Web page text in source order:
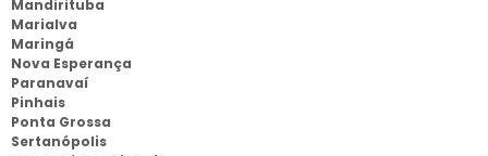
Mandirituba
Marialva
Maringá
Nova Esperança
Paranavaí
Pinhais
Ponta Grossa
Sertanópolis